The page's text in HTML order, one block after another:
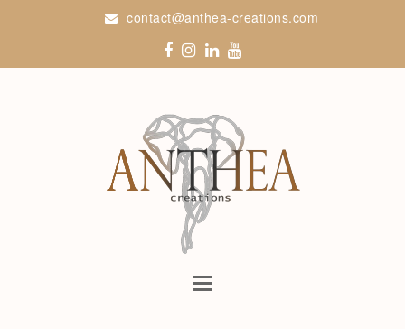
contact@anthea-creations.com
Facebook
Instagram
LinkedIn